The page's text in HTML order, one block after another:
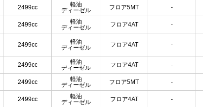
2499cc
軽油
ディーゼル
フロア5MT -
2499cc
軽油
ディーゼル
フロア4AT -
2499cc
軽油
ディーゼル
フロア4AT -
2499cc
軽油
ディーゼル
フロア4AT -
2499cc
軽油
ディーゼル
フロア5MT -
2499cc
軽油
ディーゼル
フロア4AT -